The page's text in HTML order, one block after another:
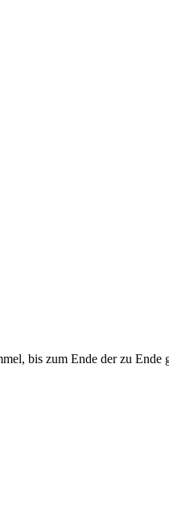
bis zum Ende der zu